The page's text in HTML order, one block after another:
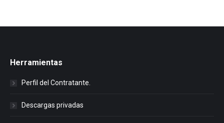
Herramientas
Perfil del Contratante.
Descargas privadas